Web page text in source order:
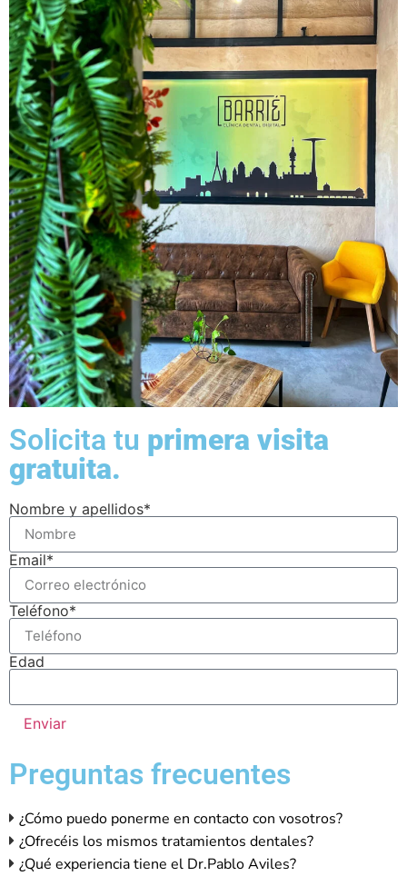
Solicita tu primera visita
gratuita.
Nombre y apellidos*
Email*
Teléfono*
Edad
Enviar
Preguntas frecuentes
¿Cómo puedo ponerme en contacto con vosotros?
¿Ofrecéis los mismos tratamientos dentales?
¿Qué experiencia tiene el Dr.Pablo Aviles?